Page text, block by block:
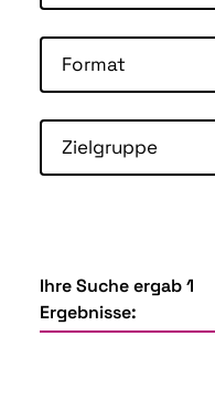
Format
Zielgruppe
Ihre Suche ergab 1
Ergebnisse: